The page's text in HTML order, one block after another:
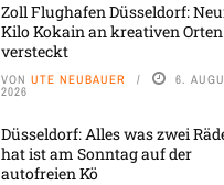
Zoll Flughafen Düsseldorf:
Kilo Kokain an kreativen Orten
versteckt
VON UTE NEUBAUER 6.
2026
Düsseldorf: Alles was zwei
hat ist am Sonntag auf der
autofreien Kö